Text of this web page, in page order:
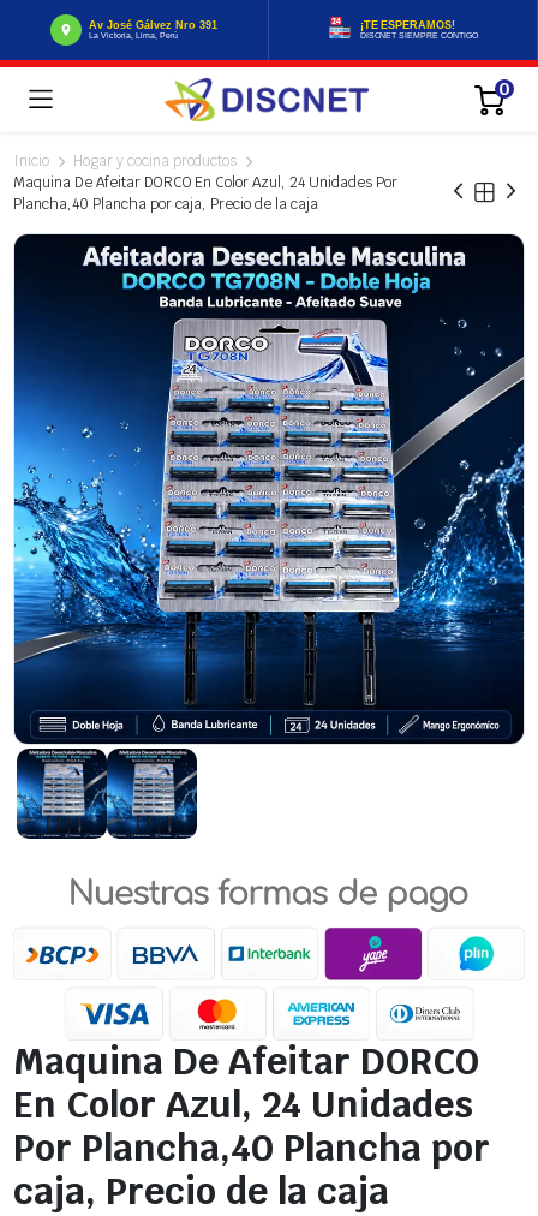
Av José Gálvez Nro 391
La Victoria, Lima, Perú
¡TE ESPERAMOS!
DISCNET SIEMPRE CONTIGO
0
Inicio
Hogar y cocina productos
Maquina De Afeitar DORCO En Color Azul, 24 Unidades Por
Plancha,40 Plancha por caja, Precio de la caja
Maquina De Afeitar DORCO
En Color Azul, 24 Unidades
Por Plancha,40 Plancha por
caja, Precio de la caja